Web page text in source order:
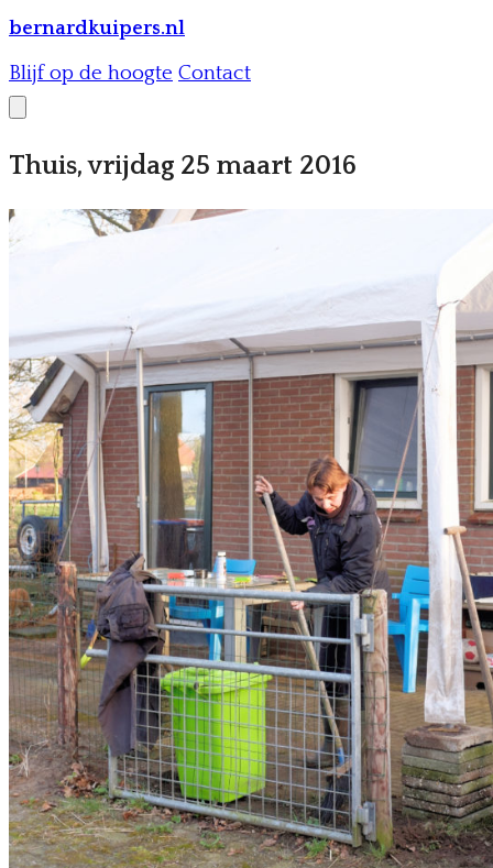
bernardkuipers.nl
Blijf op de hoogte Contact
Thuis, vrijdag 25 maart 2016